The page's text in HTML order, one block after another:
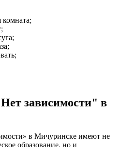
комната;
зависимости" в
в Мичуринске имеют не
образование, но и